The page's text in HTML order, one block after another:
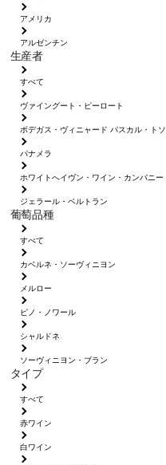
アメリカ
アルゼンチン
生産者
すべて
ヴァイングート・ピーロート
ボデガス・ヴィニャード パスカル・トソ
パナメラ
ホワイトへイヴン・ワイン・カンパニー
ジェラール・ベルトラン
葡萄品種
すべて
カベルネ・ソーヴィニヨン
メルロー
ピノ・ノワール
シャルドネ
ソーヴィニヨン・ブラン
タイプ
すべて
赤ワイン
白ワイン